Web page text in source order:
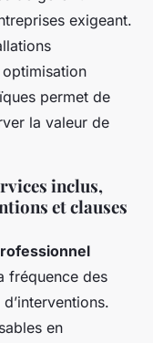
exigeant.
optimisation
permet de
la valeur de
inclus,
et clauses
fréquence des
en